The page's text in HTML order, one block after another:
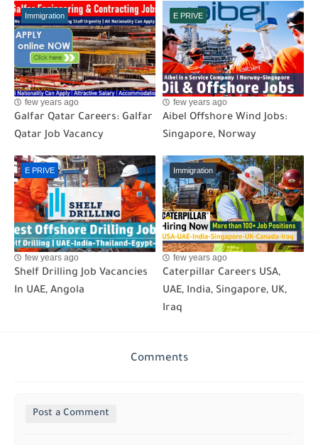
Immigration
few years ago
Galfar Qatar Careers: Galfar
Qatar Job Vacancy
E PRIVE
few years ago
Aibel Offshore Wind Jobs:
Singapore, Norway
E PRIVE
few years ago
Shelf Drilling Job Vacancies
In UAE, Angola
Immigration
few years ago
Caterpillar Careers USA,
UAE, India, Singapore, UK,
Iraq
Comments
Post a Comment